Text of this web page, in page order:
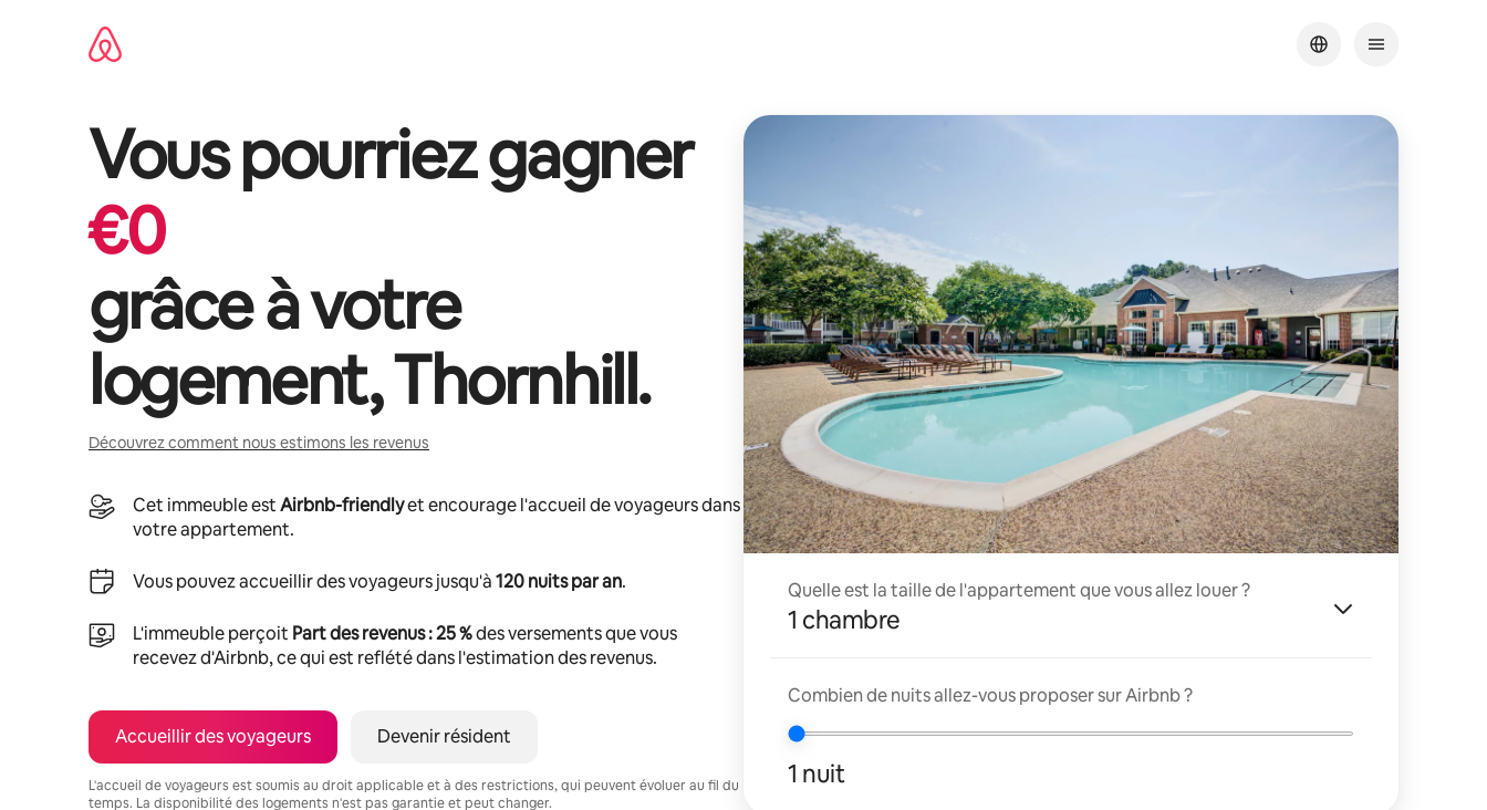
Vous pourriez gagner
€0
grâce à votre
logement,Thornhill.
Découvrez comment nous estimons les revenus
Cet immeuble estAirbnb-friendlyet encourage l'accueil de voyageurs dans
votre appartement.
Vous pouvez accueillir des voyageurs jusqu'à120 nuits par an.
L'immeuble perçoit Part des revenus : 25 %des versements que vous
recevez d'Airbnb, ce qui est reflété dans l'estimation des revenus.
Accueillir des voyageurs Devenir résident
L'accueil de voyageurs est soumis au droit applicable et à des restrictions, qui peuvent évoluer au fil du
temps. La disponibilité des logements n'est pas garantie et peut changer.
Quelle est la taille de l'appartement que vous allez louer ?
1 chambre
Combien de nuits allez-vous proposer sur Airbnb ?
1 nuit